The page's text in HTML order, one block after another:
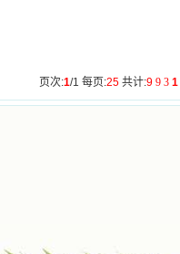
页次:1/1 每页:25 共计:9 9 3 1